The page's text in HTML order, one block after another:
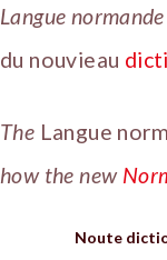
Langue normande
du nouvieau
The Langue
how the new
Noute